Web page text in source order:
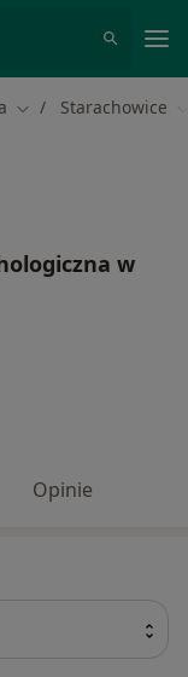
Zmień miasto
Starachowice
w
Opinie